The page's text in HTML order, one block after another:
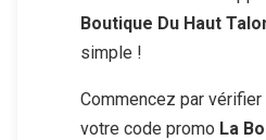
Boutique Du Haut
simple !
Commencez par
votre code promo La